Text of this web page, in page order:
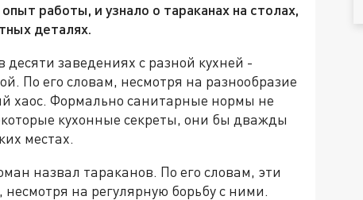
работы, и узнало о тараканах на столах,
деталях.
заведениях с разной кухней -
По его словам, несмотря на разнообразие
хаос. Формально санитарные нормы не
кухонные секреты, они бы дважды
местах.
назвал тараканов. По его словам, эти
на регулярную борьбу с ними.